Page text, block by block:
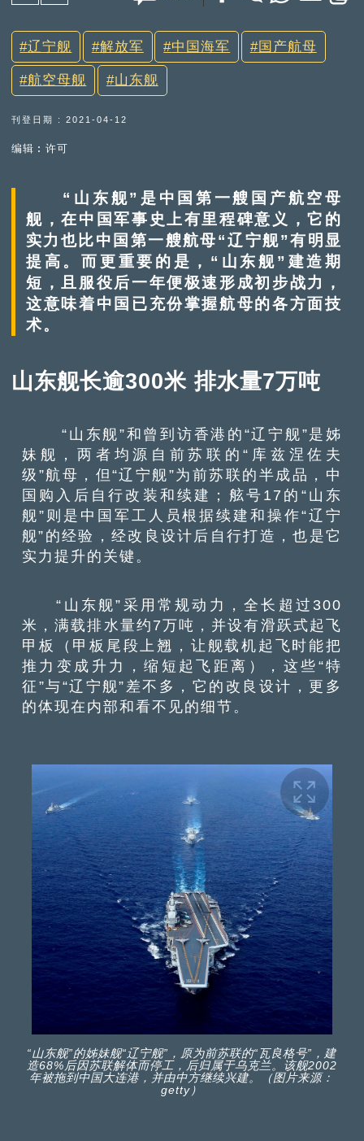
辽宁舰 解放军 中国海军 国产航母
航空母舰 山东舰
刊登日期 : 2021-04-12
编辑︰许可
“山东舰”是中国第一艘国产航空母
舰，在中国军事史上有里程碑意义，它的
实力也比中国第一艘航母“辽宁舰”有明显
提高。而更重要的是，“山东舰”建造期
短，且服役后一年便极速形成初步战力，
这意味着中国已充份掌握航母的各方面技
术。
山东舰长逾300米 排水量7万吨
“山东舰”和曾到访香港的“辽宁舰”是姊
妹舰，两者均源自前苏联的“库兹涅佐夫
级”航母，但“辽宁舰”为前苏联的半成品，中
国购入后自行改装和续建；舷号17的“山东
舰”则是中国军工人员根据续建和操作“辽宁
舰”的经验，经改良设计后自行打造，也是它
实力提升的关键。
“山东舰”采用常规动力，全长超过300
米，满载排水量约7万吨，并设有滑跃式起飞
甲板（甲板尾段上翘，让舰载机起飞时能把
推力变成升力，缩短起飞距离），这些“特
征”与“辽宁舰”差不多，它的改良设计，更多
的体现在内部和看不见的细节。
“山东舰”的姊妹舰“辽宁舰”，原为前苏联的“瓦良格号”，建
造68%后因苏联解体而停工，后归属于乌克兰。该舰2002
年被拖到中国大连港，并由中方继续兴建。（图片来源：
getty）